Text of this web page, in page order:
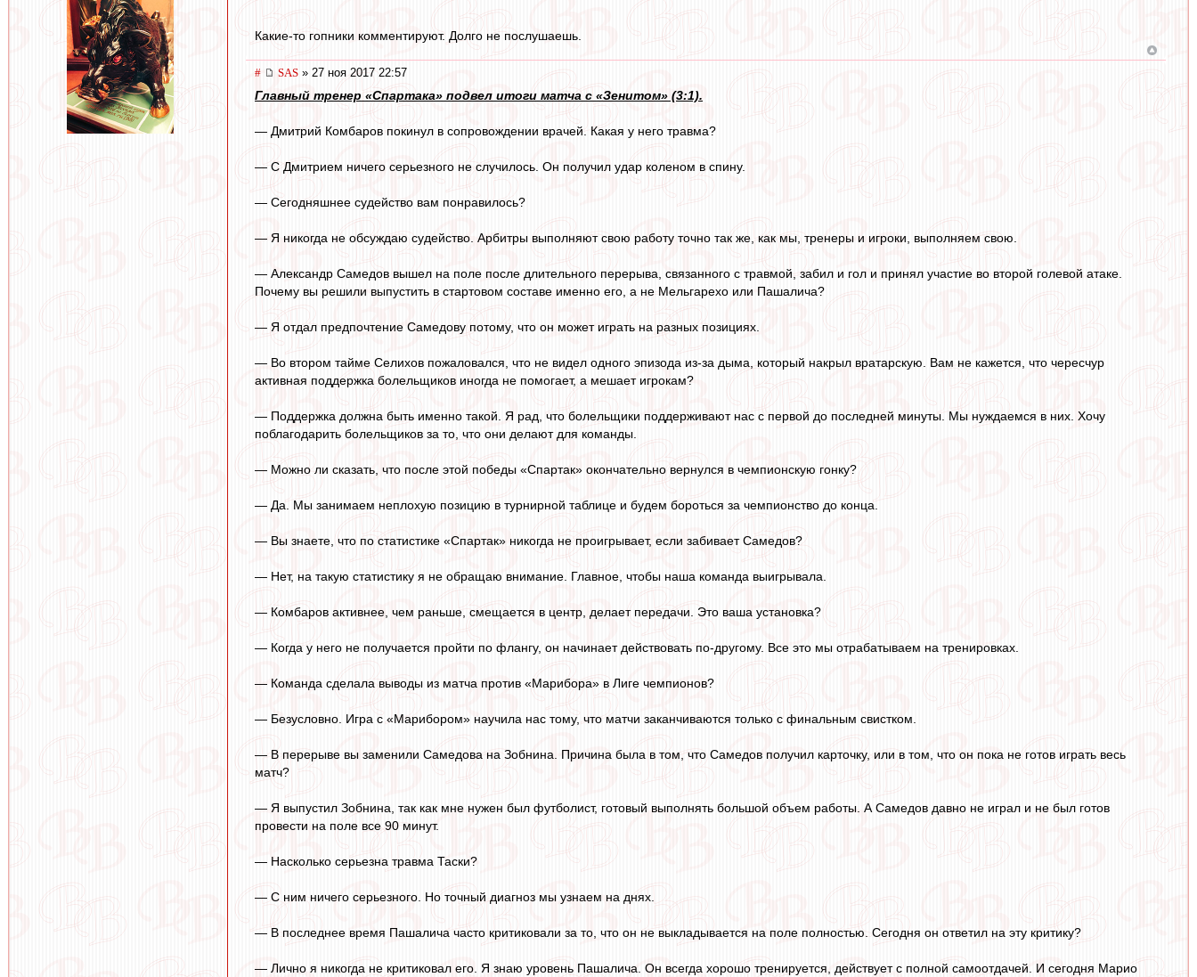
Какие-то гопники комментируют. Долго не послушаешь.
# SAS » 27 ноя 2017 22:57
Главный тренер «Спартака» подвел итоги матча с «Зенитом» (3:1).
— Дмитрий Комбаров покинул в сопровождении врачей. Какая у него травма?
— С Дмитрием ничего серьезного не случилось. Он получил удар коленом в спину.
— Сегодняшнее судейство вам понравилось?
— Я никогда не обсуждаю судейство. Арбитры выполняют свою работу точно так же, как мы, тренеры и игроки, выполняем свою.
— Александр Самедов вышел на поле после длительного перерыва, связанного с травмой, забил и гол и принял участие во второй голевой атаке.
Почему вы решили выпустить в стартовом составе именно его, а не Мельгарехо или Пашалича?
— Я отдал предпочтение Самедову потому, что он может играть на разных позициях.
— Во втором тайме Селихов пожаловался, что не видел одного эпизода из-за дыма, который накрыл вратарскую. Вам не кажется, что чересчур
активная поддержка болельщиков иногда не помогает, а мешает игрокам?
— Поддержка должна быть именно такой. Я рад, что болельщики поддерживают нас с первой до последней минуты. Мы нуждаемся в них. Хочу
поблагодарить болельщиков за то, что они делают для команды.
— Можно ли сказать, что после этой победы «Спартак» окончательно вернулся в чемпионскую гонку?
— Да. Мы занимаем неплохую позицию в турнирной таблице и будем бороться за чемпионство до конца.
— Вы знаете, что по статистике «Спартак» никогда не проигрывает, если забивает Самедов?
— Нет, на такую статистику я не обращаю внимание. Главное, чтобы наша команда выигрывала.
— Комбаров активнее, чем раньше, смещается в центр, делает передачи. Это ваша установка?
— Когда у него не получается пройти по флангу, он начинает действовать по-другому. Все это мы отрабатываем на тренировках.
— Команда сделала выводы из матча против «Марибора» в Лиге чемпионов?
— Безусловно. Игра с «Марибором» научила нас тому, что матчи заканчиваются только с финальным свистком.
— В перерыве вы заменили Самедова на Зобнина. Причина была в том, что Самедов получил карточку, или в том, что он пока не готов играть весь
матч?
— Я выпустил Зобнина, так как мне нужен был футболист, готовый выполнять большой объем работы. А Самедов давно не играл и не был готов
провести на поле все 90 минут.
— Насколько серьезна травма Таски?
— С ним ничего серьезного. Но точный диагноз мы узнаем на днях.
— В последнее время Пашалича часто критиковали за то, что он не выкладывается на поле полностью. Сегодня он ответил на эту критику?
— Лично я никогда не критиковал его. Я знаю уровень Пашалича. Он всегда хорошо тренируется, действует с полной самоотдачей. И сегодня Марио